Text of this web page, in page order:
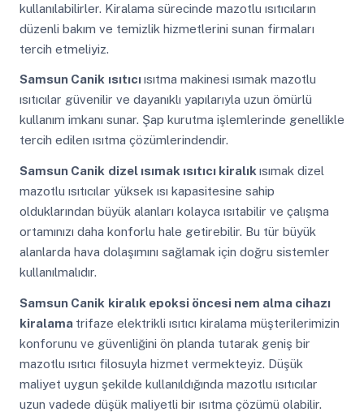
kullanılabilirler. Kiralama sürecinde mazotlu ısıtıcıların
düzenli bakım ve temizlik hizmetlerini sunan firmaları
tercih etmeliyiz.
Samsun Canik ısıtıcıısıtma makinesi ısımak mazotlu
ısıtıcılar güvenilir ve dayanıklı yapılarıyla uzun ömürlü
kullanım imkanı sunar. Şap kurutma işlemlerinde genellikle
tercih edilen ısıtma çözümlerindendir.
Samsun Canik dizel ısımak ısıtıcı kiralık ısımak dizel
mazotlu ısıtıcılar yüksek ısı kapasitesine sahip
olduklarından büyük alanları kolayca ısıtabilir ve çalışma
ortamınızı daha konforlu hale getirebilir. Bu tür büyük
alanlarda hava dolaşımını sağlamak için doğru sistemler
kullanılmalıdır.
Samsun Canik kiralık epoksi öncesi nem alma cihazı
kiralama trifaze elektrikli ısıtıcı kiralama müşterilerimizin
konforunu ve güvenliğini ön planda tutarak geniş bir
mazotlu ısıtıcı filosuyla hizmet vermekteyiz. Düşük
maliyet uygun şekilde kullanıldığında mazotlu ısıtıcılar
uzun vadede düşük maliyetli bir ısıtma çözümü olabilir.